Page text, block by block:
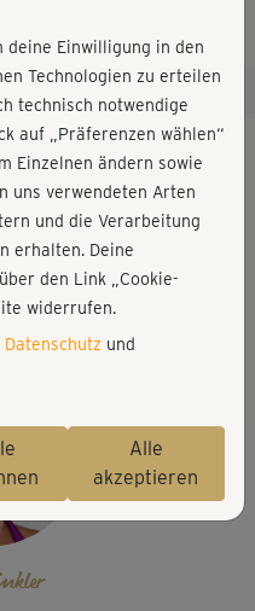
deine Einwilligung in den
Technologien zu erteilen
technisch notwendige
auf „Präferenzen wählen“
Einzelnen ändern sowie
uns verwendeten Arten
und die Verarbeitung
erhalten. Deine
den Link „Cookie-
widerrufen.
Datenschutz und
Alle
akzeptieren